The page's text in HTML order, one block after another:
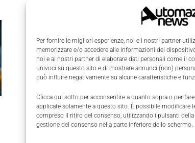
Per fornire le migliori esperienze, noi e i nostri partner
memorizzare e/o accedere alle informazioni del
noi e ai nostri partner di elaborare dati personali come il
univoci su questo sito e di mostrare annunci (non)
può influire negativamente su alcune caratteristiche e
Clicca qui sotto per acconsentire a quanto sopra o per
applicate solamente a questo sito. È possibile
compreso il ritiro del consenso, utilizzando i pulsanti
gestione del consenso nella parte inferiore dello schermo.